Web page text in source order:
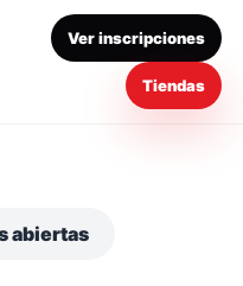
Ver inscripciones
Tiendas
abiertas